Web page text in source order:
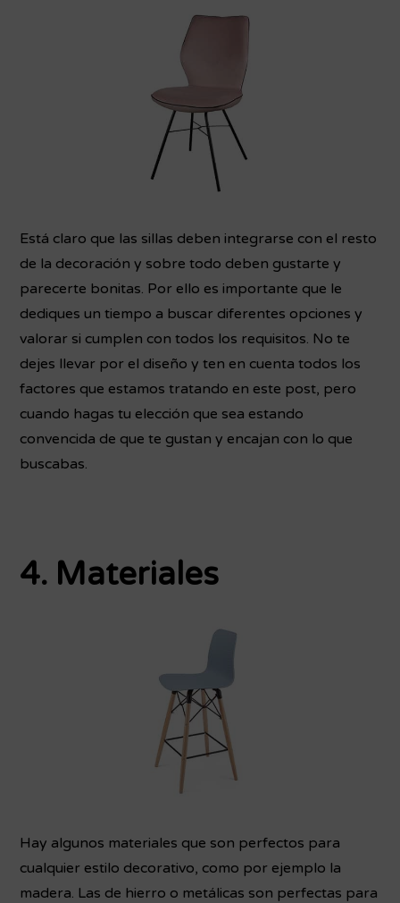
Está claro que las sillas deben integrarse con el resto
de la decoración y sobre todo deben gustarte y
parecerte bonitas. Por ello es importante que le
dediques un tiempo a buscar diferentes opciones y
valorar si cumplen con todos los requisitos. No te
dejes llevar por el diseño y ten en cuenta todos los
factores que estamos tratando en este post, pero
cuando hagas tu elección que sea estando
convencida de que te gustan y encajan con lo que
buscabas.
4. Materiales
Hay algunos materiales que son perfectos para
cualquier estilo decorativo, como por ejemplo la
madera. Las de hierro o metálicas son perfectas para